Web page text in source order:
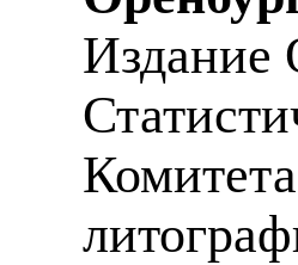
Издание